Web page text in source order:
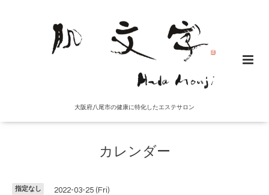
大阪府八尾市の健康に特化したエステサロン
カレンダー
指定なし 2022-03-25 (Fri)